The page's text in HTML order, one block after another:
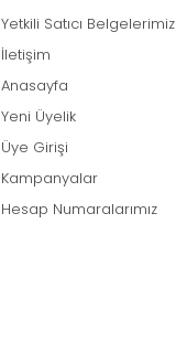
Yetkili Satıcı Belgelerimiz
İletişim
Anasayfa
Yeni Üyelik
Üye Girişi
Kampanyalar
Hesap Numaralarımız